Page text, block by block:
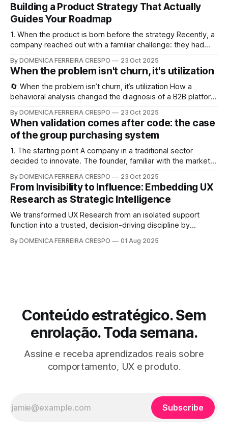
Building a Product Strategy That Actually
Guides Your Roadmap
1. When the product is born before the strategy Recently, a
company reached out with a familiar challenge: they had
evolve it. It was a young product with a handful of users and
plenty of potential — but no clear
By DOMENICA FERREIRA CRESPO 23 Oct 2025
When the problem isn't churn, it's utilization
🔄 When the problem isn’t churn, it’s utilization How a
behavioral analysis changed the diagnosis of a B2B platform
approached my consultancy believing they were losing
many clients. The message was direct: “Customers are
canceling because they can’
By DOMENICA FERREIRA CRESPO 23 Oct 2025
When validation comes after code: the case
of the group purchasing system
1. The starting point A company in a traditional sector
decided to innovate. The founder, familiar with the market,
and buyers struggling to find good purchasing
opportunities. The idea seemed logical. So, a group
purchasing system concept was born — a B2B platform
By DOMENICA FERREIRA CRESPO 23 Oct 2025
From Invisibility to Influence: Embedding UX
Research as Strategic Intelligence
We transformed UX Research from an isolated support
function into a trusted, decision-driving discipline by
time relevance across product and design. The work
By DOMENICA FERREIRA CRESPO 01 Aug 2025
Conteúdo estratégico. Sem
enrolação. Toda semana.
Assine e receba aprendizados reais sobre
comportamento, UX e produto.
Subscribe